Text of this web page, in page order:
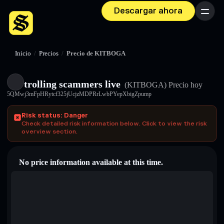
Descargar ahora Menú
Inicio / Precios / Precio de KITBOGA
trolling scammers live (KITBOGA) Precio hoy
5QMwj3mFpHRytcf325jUcjzMDPRrLwbPYepXbigZpump
Risk status: Danger
Check detailed risk information below. Click to view the risk
overview section.
No price information available at this time.